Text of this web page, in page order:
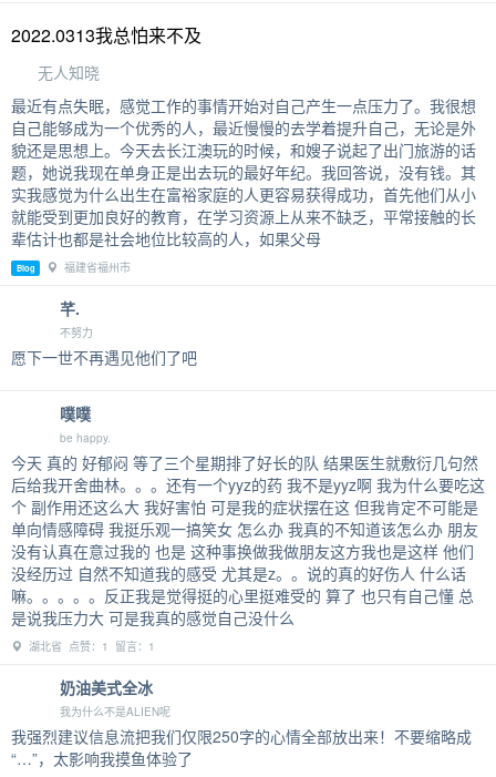
2022.0313我总怕来不及
无人知晓
最近有点失眠，感觉工作的事情开始对自己产生一点压力了。我很想
自己能够成为一个优秀的人，最近慢慢的去学着提升自己，无论是外
貌还是思想上。今天去长江澳玩的时候，和嫂子说起了出门旅游的话
题，她说我现在单身正是出去玩的最好年纪。我回答说，没有钱。其
实我感觉为什么出生在富裕家庭的人更容易获得成功，首先他们从小
就能受到更加良好的教育，在学习资源上从来不缺乏，平常接触的长
辈估计也都是社会地位比较高的人，如果父母
Blog 福建省福州市
芊.
不努力
愿下一世不再遇见他们了吧
噗噗
be happy.
今天 真的 好郁闷 等了三个星期排了好长的队 结果医生就敷衍几句然
后给我开舍曲林。。。还有一个yyz的药 我不是yyz啊 我为什么要吃这
个 副作用还这么大 我好害怕 可是我的症状摆在这 但我肯定不可能是
单向情感障碍 我挺乐观一搞笑女 怎么办 我真的不知道该怎么办 朋友
没有认真在意过我的 也是 这种事换做我做朋友这方我也是这样 他们
没经历过 自然不知道我的感受 尤其是z。。说的真的好伤人 什么话
嘛。。。。。反正我是觉得挺的心里挺难受的 算了 也只有自己懂 总
是说我压力大 可是我真的感觉自己没什么
湖北省 点赞：1 留言：1
奶油美式全冰
我为什么不是ALIEN呢
我强烈建议信息流把我们仅限250字的心情全部放出来！不要缩略成
“…”，太影响我摸鱼体验了